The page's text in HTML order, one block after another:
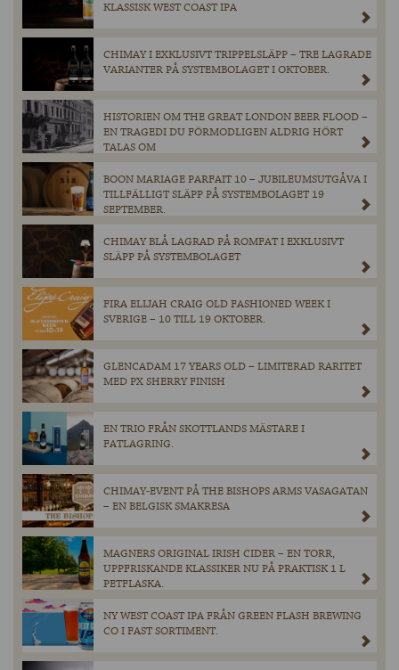
KLASSISK WEST COAST IPA
CHIMAY I EXKLUSIVT TRIPPELSLÄPP – TRE LAGRADE
VARIANTER PÅ SYSTEMBOLAGET I OKTOBER.
HISTORIEN OM THE GREAT LONDON BEER FLOOD –
EN TRAGEDI DU FÖRMODLIGEN ALDRIG HÖRT
TALAS OM
BOON MARIAGE PARFAIT 10 – JUBILEUMSUTGÅVA I
TILLFÄLLIGT SLÄPP PÅ SYSTEMBOLAGET 19
SEPTEMBER.
CHIMAY BLÅ LAGRAD PÅ ROMFAT I EXKLUSIVT
SLÄPP PÅ SYSTEMBOLAGET
FIRA ELIJAH CRAIG OLD FASHIONED WEEK I
SVERIGE – 10 TILL 19 OKTOBER.
GLENCADAM 17 YEARS OLD – LIMITERAD RARITET
MED PX SHERRY FINISH
EN TRIO FRÅN SKOTTLANDS MÄSTARE I
FATLAGRING.
CHIMAY-EVENT PÅ THE BISHOPS ARMS VASAGATAN
– EN BELGISK SMAKRESA
MAGNERS ORIGINAL IRISH CIDER – EN TORR,
UPPFRISKANDE KLASSIKER NU PÅ PRAKTISK 1 L
PETFLASKA.
NY WEST COAST IPA FRÅN GREEN FLASH BREWING
CO I FAST SORTIMENT.